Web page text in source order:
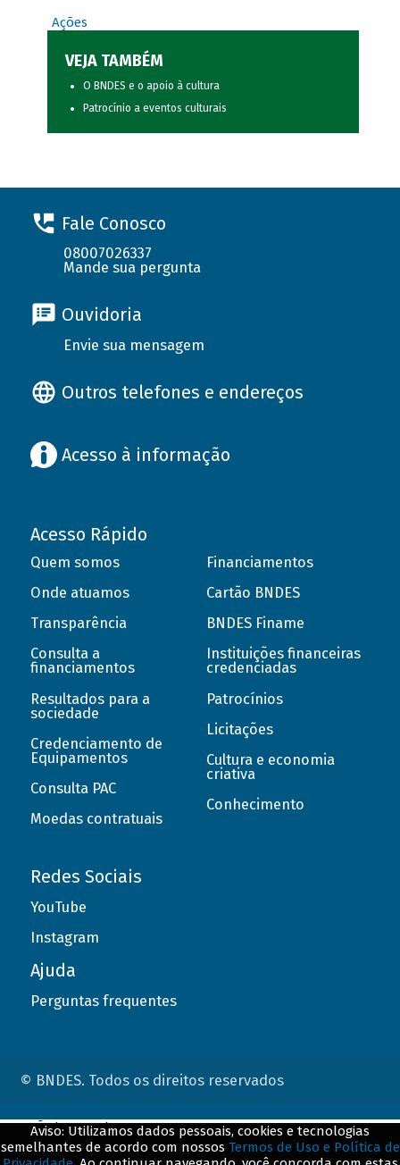
Ações
VEJA TAMBÉM
O BNDES e o apoio à cultura
Patrocínio a eventos culturais
Fale Conosco
08007026337
Mande sua pergunta
Ouvidoria
Envie sua mensagem
Outros telefones e endereços
Acesso à informação
Acesso Rápido
Quem somos
Onde atuamos
Transparência
Consulta a
financiamentos
Resultados para a
sociedade
Credenciamento de
Equipamentos
Consulta PAC
Moedas contratuais
Financiamentos
Cartão BNDES
BNDES Finame
Instituições financeiras
credenciadas
Patrocínios
Licitações
Cultura e economia
criativa
Conhecimento
Redes Sociais
YouTube
Instagram
Ajuda
Perguntas frequentes
© BNDES. Todos os direitos reservados
Aviso: Utilizamos dados pessoais, cookies e tecnologias
semelhantes de acordo com nossos Termos de Uso e Política de
ConteÃºdo complementar
${title}${badge}